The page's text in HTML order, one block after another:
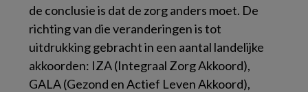
de conclusie is dat de zorg anders moet. De
richting van die veranderingen is tot
uitdrukking gebracht in een aantal landelijke
akkoorden: IZA (Integraal Zorg Akkoord),
GALA (Gezond en Actief Leven Akkoord),